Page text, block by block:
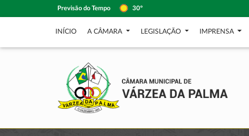
Previsão do Tempo 30º
INÍCIO A CÂMARA LEGISLAÇÃO IMPRENSA